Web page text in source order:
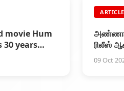
movie Hum
30 years
ARTICLE
ரிலீஸ்
09 Oct